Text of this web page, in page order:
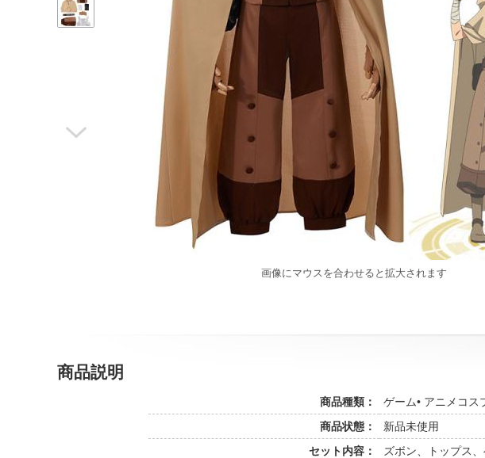

画像にマウスを合わせると拡大されます
商品説明
商品種類：
ゲーム• アニメコ
商品状態：
新品未使用
セット内容：
ズボン、トップス